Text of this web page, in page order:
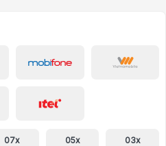
07x 05x 03x